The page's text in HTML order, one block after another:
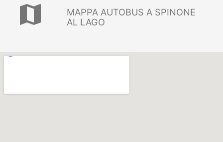
map
MAPPA AUTOBUS A SPINONE
AL LAGO